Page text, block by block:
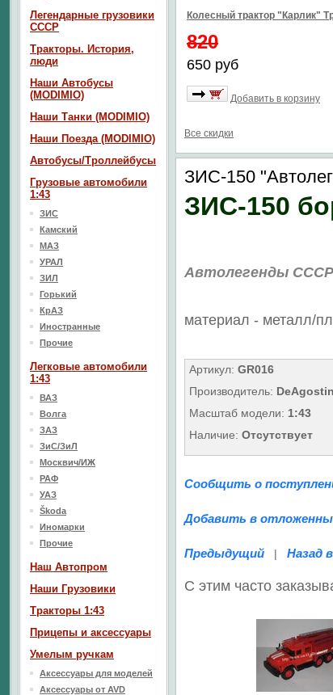
Колесный трактор "Карлик"
820
650 руб
Добавить в корзину
Все скидки
ЗИС-150
ЗИС-150
Автолегенды
материал - металл/
Артикул: GR016
Производитель:
Масштаб модели: 1:43
Наличие: Отсутствует
Сообщить о
Добавить в
Предыдущий | Назад
С этим часто
Легендарные грузовики
СССР
Тракторы. История,
люди
Наши Автобусы
(MODIMIO)
Наши Танки (MODIMIO)
Наши Поезда (MODIMIO)
Автобусы/Троллейбусы
Грузовые автомобили
1:43
ЗИС
Камский
МАЗ
УРАЛ
ЗИЛ
Горький
КрАЗ
Иностранные
Прочие
Легковые автомобили
1:43
ВАЗ
Волга
ЗАЗ
ЗиС/ЗиЛ
Москвич/ИЖ
РАФ
УАЗ
Škoda
Иномарки
Прочие
Наш Aвтопром
Наши Грузовики
Тракторы 1:43
Прицепы и аксессуары
Умелым ручкам
Аксессуары для моделей
Аксессуары от AVD